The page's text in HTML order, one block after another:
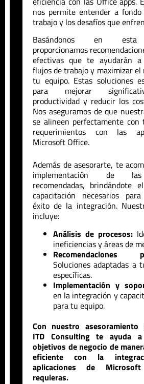
nos permite entender a
trabajo y los desafíos que
Basándonos en esta
proporcionamos
efectivas que te ayudarán
flujos de trabajo y maximizar
tu equipo. Estas soluciones
para mejorar
productividad y reducir los
Nos aseguramos de que
se alineen perfectamente
requerimientos con las
Microsoft Office.
Además de asesorarte, te
implementación de
recomendadas, brindándote
capacitación necesarios
éxito de la integración.
incluye:
Análisis de procesos:
ineficiencias y áreas de
Recomendaciones
Soluciones adaptadas a
específicas.
Implementación y
en la integración y
para tu equipo.
Con nuestro asesoramiento
ITD Consulting te ayuda
objetivos de negocio de
eficiente con la
aplicaciones de
requieras.